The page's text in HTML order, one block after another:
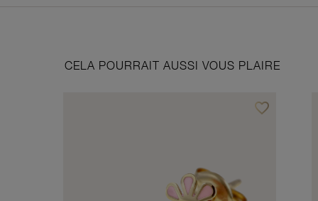
CELA POURRAIT AUSSI VOUS PLAIRE
favorite_borderAjouter à vos